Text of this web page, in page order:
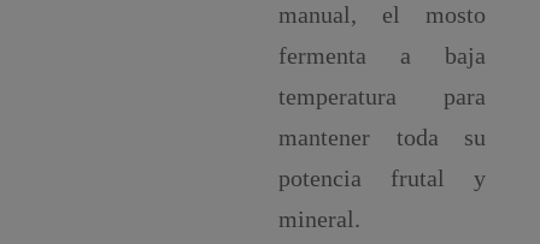
manual, el mosto
fermenta a baja
temperatura para
mantener toda su
potencia frutal y
mineral.